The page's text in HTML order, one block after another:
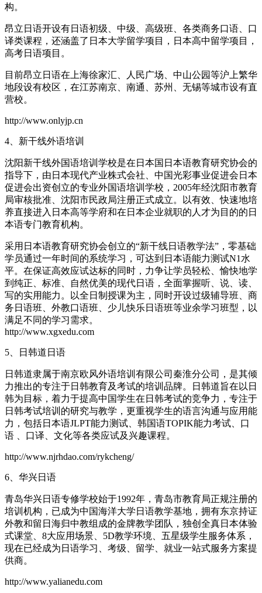
构。
昂立日语开设有日语初级、中级、高级班、各类商务口语、口
译类课程，还涵盖了日本大学留学项目，日本高中留学项目，
高考日语项目。
目前昂立日语在上海徐家汇、人民广场、中山公园等沪上繁华
地段设有校区，在江苏南京、南通、苏州、无锡等城市设有直
营校。
http://www.onlyjp.cn
4、新干线外语培训
沈阳新干线外国语培训学校是在日本国日本语教育研究协会的
指导下，由日本现代产业株式会社、中国光彩事业促进会日本
促进会出资创立的专业外国语培训学校，2005年经沈阳市教育
局审核批准、沈阳市民政局注册正式成立。以有效、快速地培
养直接进入日本高等学府和在日本企业就职的人才为目的的日
本语专门教育机构。
采用日本语教育研究协会创立的“新干线日语教学法”，零基础
学员通过一年时间的系统学习，可达到日本语能力测试N1水
平。在保证高效应试达标的同时，力争让学员轻松、愉快地学
到纯正、标准、自然优美的现代日语，全面掌握听、说、读、
写的实用能力。以全日制授课为主，同时开设过级辅导班、商
务日语班、外教口语班、少儿快乐日语班等业余学习班型，以
满足不同的学习需求。
http://www.xgxedu.com
5、日韩道日语
日韩道隶属于南京欧风外语培训有限公司秦淮分公司，是其倾
力推出的专注于日韩教育及考试的培训品牌。日韩道旨在以日
韩为目标，着力于提高中国学生在日韩考试的竞争力，专注于
日韩考试培训的研究与教学，更重视学生的语言沟通与应用能
力，包括日本语JLPT能力测试、韩国语TOPIK能力考试、口
语 、口译、文化等各类应试及兴趣课程。
http://www.njrhdao.com/rykcheng/
6、华兴日语
青岛华兴日语专修学校始于1992年，青岛市教育局正规注册的
培训机构，已成为中国海洋大学日语教学基地，拥有东京持证
外教和留日海归中教组成的金牌教学团队，独创全真日本体验
式课堂、8大应用场景、5D教学环境、五星级学生服务体系，
现在已经成为日语学习、考级、留学、就业一站式服务方案提
供商。
http://www.yalianedu.com